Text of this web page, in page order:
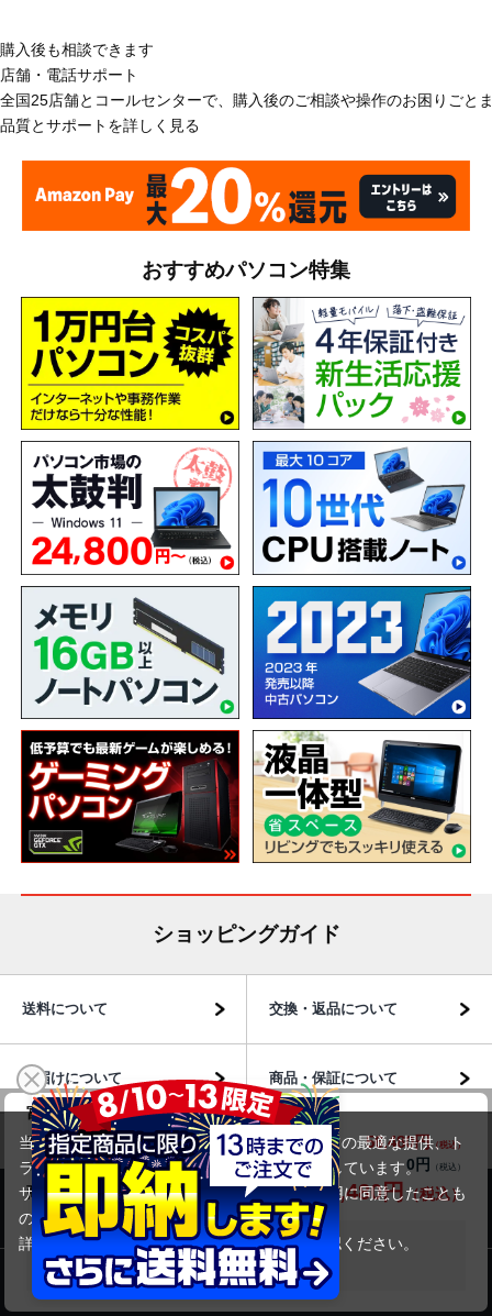
富士通 ESPRIMO FH95/C3(第8世代CPU)
商品価格(税込) 56,480円
60,980円
オプション小計価格(税込)
0円
商品合計価格(税込)
56,480円
在庫がありません
購入後も相談できます
店舗・電話サポート
全国25店舗とコールセンターで、購入後のご相談や操作のお困りごと
品質とサポートを詳しく見る
おすすめパソコン特集
ショッピングガイド
送料について 交換・返品について
お届けについて 商品・保証について
商品のご案内
パソコン市場について
当サイトでは利用体験の向上およびコンテンツの最適な提供、ト
ラフィックの分析を目的としてCookieを使用しています。
サイトの閲覧を継続された場合、Cookieの利用に同意したことも
のといたします。
詳細については
プライバシーポリシーをご確認ください。
承諾する